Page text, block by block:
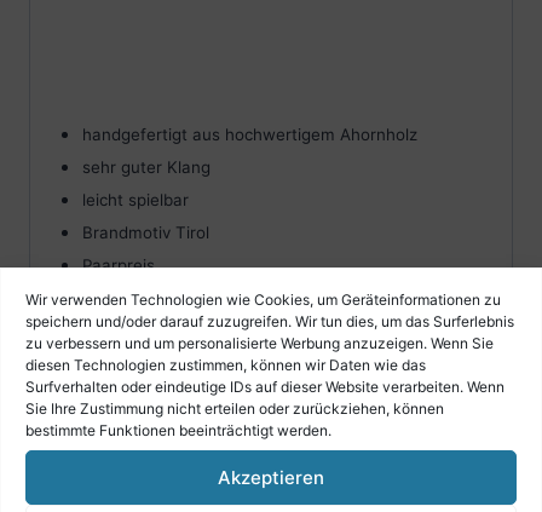
Wir verwenden Technologien wie Cookies, um Geräteinformationen zu
speichern und/oder darauf zuzugreifen. Wir tun dies, um das Surferlebnis
zu verbessern und um personalisierte Werbung anzuzeigen. Wenn Sie
diesen Technologien zustimmen, können wir Daten wie das
Surfverhalten oder eindeutige IDs auf dieser Website verarbeiten. Wenn
Sie Ihre Zustimmung nicht erteilen oder zurückziehen, können
bestimmte Funktionen beeinträchtigt werden.
Akzeptieren
handgefertigt aus hochwertigem Ahornholz
sehr guter Klang
leicht spielbar
Brandmotiv Tirol
Paarpreis
akzeptieren und diesen Inhalt zu